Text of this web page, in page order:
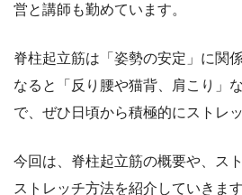
営と講師も勤めています。
脊柱起立筋は「姿勢の安定」に関
なると「反り腰や猫背、肩こり」
で、ぜひ日頃から積極的にストレ
今回は、脊柱起立筋の概要や、ス
ストレッチ方法を紹介していきます